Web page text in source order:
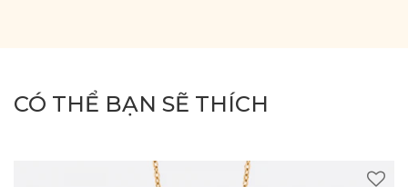
CÓ THỂ BẠN SẼ THÍCH